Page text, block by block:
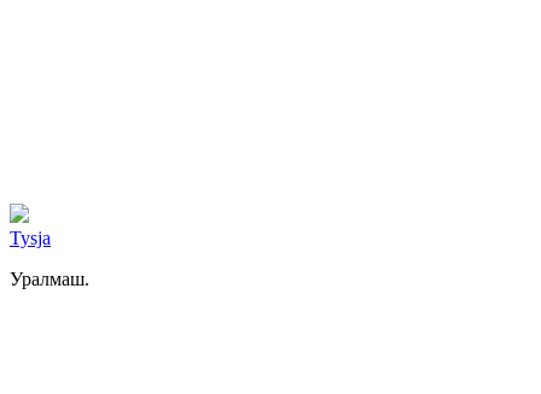
Tysja
Уралмаш.